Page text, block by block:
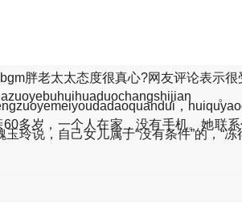
胖老太太态度很真心?网友评论表示很
。
，
岁，一个人在家，没有手机。她联系
玉玲说，自己女儿属于“没有条件”的，“